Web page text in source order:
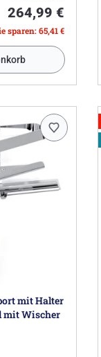
264,99 €
sparen: 65,41 €
mit Halter
mit Wischer